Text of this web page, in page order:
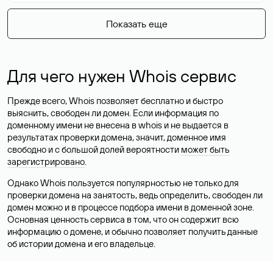
Показать еще
Для чего нужен Whois сервис
Прежде всего, Whois позволяет бесплатно и быстро
выяснить, свободен ли домен. Если информация по
доменному имени не внесена в whois и не выдается в
результатах проверки домена, значит, доменное имя
свободно и с большой долей вероятности может быть
зарегистрировано.
Однако Whois пользуется популярностью не только для
проверки домена на занятость, ведь определить, свободен ли
домен можно и в процессе подбора имени в доменной зоне.
Основная ценность сервиса в том, что он содержит всю
информацию о домене, и обычно позволяет получить данные
об истории домена и его владельце.